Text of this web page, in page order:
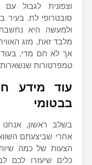
וצפונית לגבול עם
סובטרופי לח. בעיר
ולמעשה היא
מלבד זאת, מזג
אך לא חם מדי,
טמפרטורות
עוד מידע
בבטומי
בשלב ראשון, אנחנו
אחרי שביצעתם
הצעות של כמה
כלים שיעזרו לכם